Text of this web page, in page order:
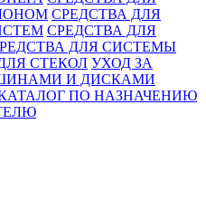
СРЕДСТВА ДЛЯ
СРЕДСТВА ДЛЯ
ДЛЯ СИСТЕМЫ
СТЕКОЛ УХОД ЗА
И ДИСКАМИ
ПО НАЗНАЧЕНИЮ